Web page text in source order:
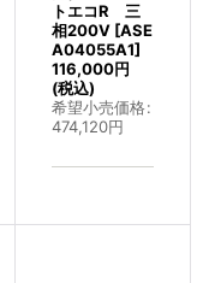
トエコR 三
相200V [ASE
A04055A1]
116,000円
(税込)
希望小売価格:
474,120円